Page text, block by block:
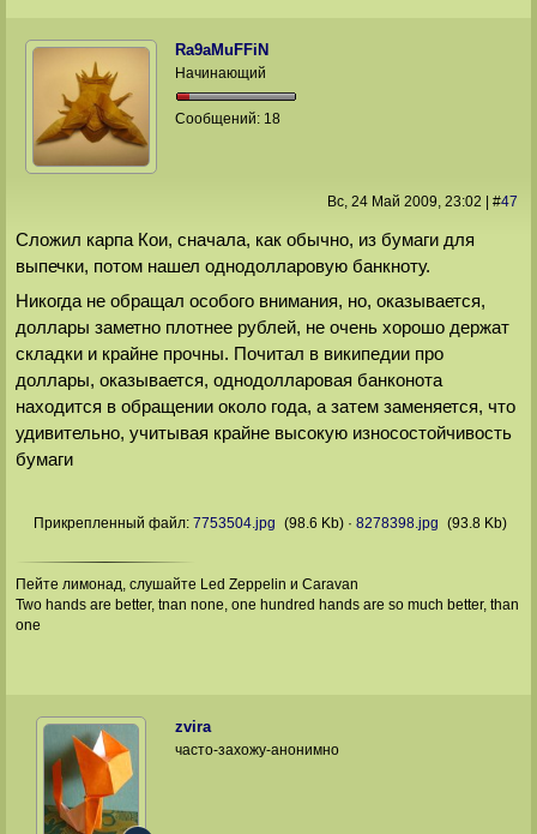
Ra9aMuFFiN
Начинающий
Сообщений: 18
Вс, 24 Май 2009, 23:02 #47
Сложил карпа Кои, сначала, как обычно, из бумаги для
выпечки, потом нашел однодолларовую банкноту.
Никогда не обращал особого внимания, но, оказывается,
доллары заметно плотнее рублей, не очень хорошо держат
складки и крайне прочны. Почитал в википедии про
доллары, оказывается, однодолларовая банконота
находится в обращении около года, а затем заменяется, что
удивительно, учитывая крайне высокую износостойчивость
бумаги
Прикрепленный файл: 7753504.jpg (98.6 Kb) · 8278398.jpg (93.8 Kb)
Пейте лимонад, слушайте Led Zeppelin и Caravan
Two hands are better, tnan none, one hundred hands are so much better, than
one
zvira
часто-захожу-анонимно